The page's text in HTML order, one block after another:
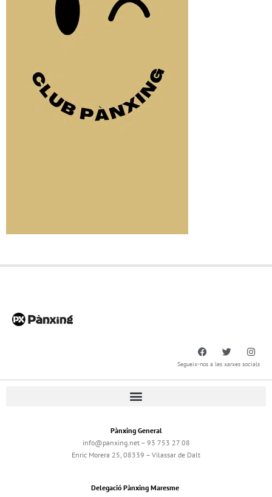
Segueix-nos a les xarxes socials
Pànxing General
info@panxing.net – 93 753 27 08
Enric Morera 25, 08339 – Vilassar de Dalt
Delegació Pànxing Maresme